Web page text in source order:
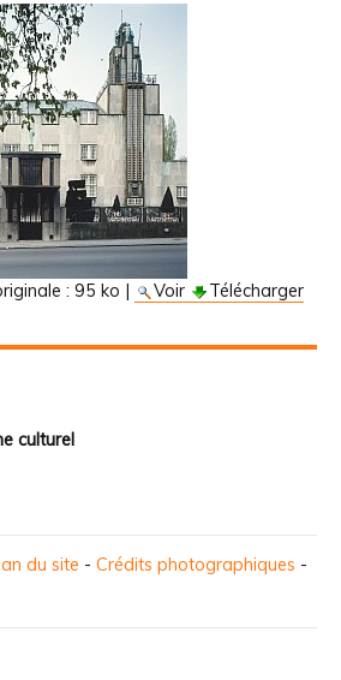
: 95 ko | Voir Télécharger
culturel
du site - Crédits photographiques -